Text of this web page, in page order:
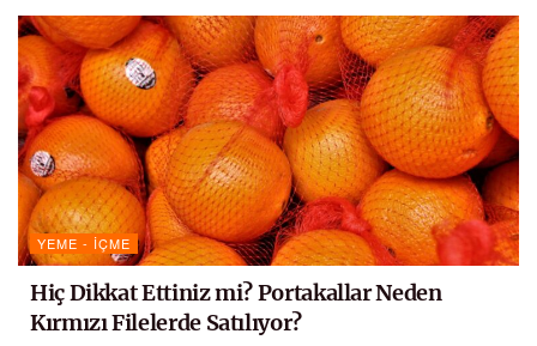
YEME - İÇME
Hiç Dikkat Ettiniz mi? Portakallar Neden
Kırmızı Filelerde Satılıyor?